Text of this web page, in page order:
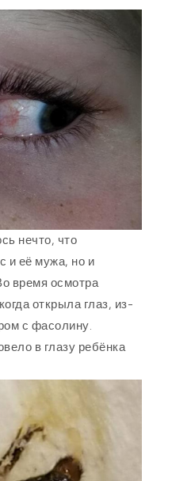
нечто, что
и её мужа, но и
время осмотра
открыла глаз, из-
с фасолину.
в глазу ребёнка